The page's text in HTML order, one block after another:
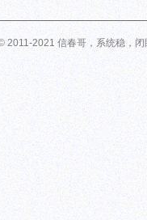
2011-2021 信春哥，系统稳，